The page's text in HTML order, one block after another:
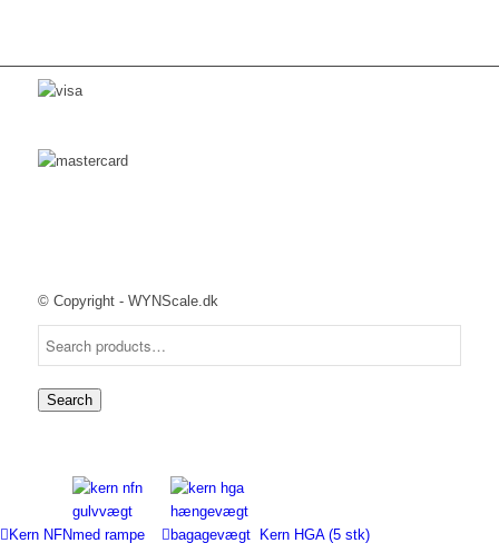
© Copyright - WYNScale.dk
Search
Kern NFN Kern HGA (5 stk)